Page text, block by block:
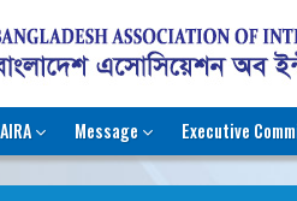
Message Executive